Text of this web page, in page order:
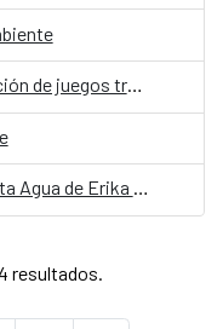
Taller teórico-práctico de fabricación de juegos tradicionales
Visita mediada a la muestra Bendita Agua de Erika Ewel
resultados.